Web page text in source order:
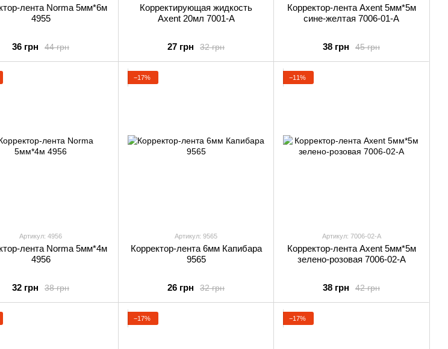
лента Norma 5мм*6м
4955
44 грн
36 грн
Корректирующая жидкость
Axent 20мл 7001-A
32 грн
27 грн
Корректор-лента Axent 5мм*5м
сине-желтая 7006-01-А
45 грн
38 грн
Артикул: 4956
лента Norma 5мм*4м
4956
38 грн
32 грн
−17%
Артикул: 9565
Корректор-лента 6мм Капибара
9565
32 грн
26 грн
−11%
Артикул: 7006-02-А
Корректор-лента Axent 5мм*5м
зелено-розовая 7006-02-А
42 грн
38 грн
−17% −17%